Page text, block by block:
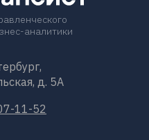
аналитики
11-52
д. 5А